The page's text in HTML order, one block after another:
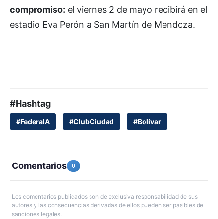
compromiso: el viernes 2 de mayo recibirá en el
estadio Eva Perón a San Martín de Mendoza.
#Hashtag
#FederalA #ClubCiudad #Bolívar
Comentarios 0
Los comentarios publicados son de exclusiva responsabilidad de sus
autores y las consecuencias derivadas de ellos pueden ser pasibles de
sanciones legales.